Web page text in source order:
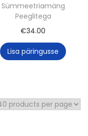
Sümmeetriamäng
Peeglitega
€34.00
Lisa päringusse